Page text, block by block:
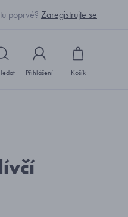
poprvé? Zaregistrujte se
Přihlášení Košík